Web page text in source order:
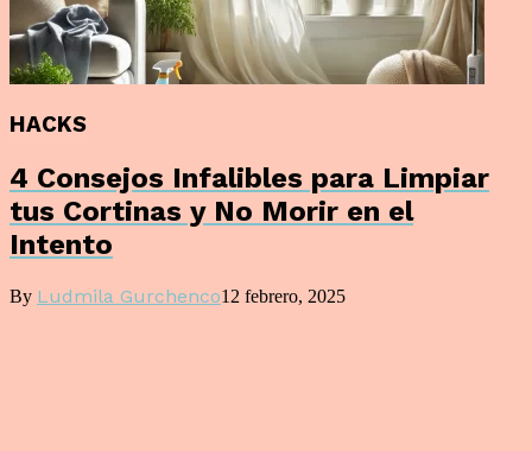
HACKS
4 Consejos Infalibles para Limpiar
tus Cortinas y No Morir en el
Intento
By Ludmila Gurchenco12 febrero, 2025